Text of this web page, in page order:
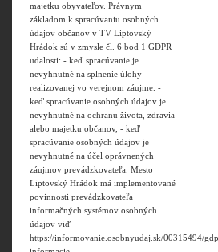
majetku obyvateľov. Právnym
základom k spracúvaniu osobných
údajov občanov v TV Liptovský
Hrádok sú v zmysle čl. 6 bod 1 GDPR
udalosti: - keď spracúvanie je
nevyhnutné na splnenie úlohy
realizovanej vo verejnom záujme. -
keď spracúvanie osobných údajov je
nevyhnutné na ochranu života, zdravia
alebo majetku občanov, - keď
spracúvanie osobných údajov je
nevyhnutné na účel oprávnených
záujmov prevádzkovateľa. Mesto
Liptovský Hrádok má implementované
povinnosti prevádzkovateľa
informačných systémov osobných
údajov viď
https://informovanie.osobnyudaj.sk/00315494/